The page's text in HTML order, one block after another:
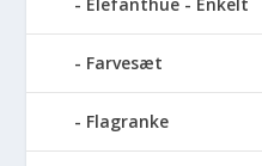
Farvesæt
Flagranke